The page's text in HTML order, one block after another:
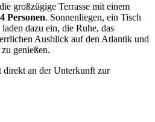
großzügige Terrasse mit einem
Personen. Sonnenliegen, ein Tisch
dazu ein, die Ruhe, das
Ausblick auf den Atlantik und
genießen.
direkt an der Unterkunft zur